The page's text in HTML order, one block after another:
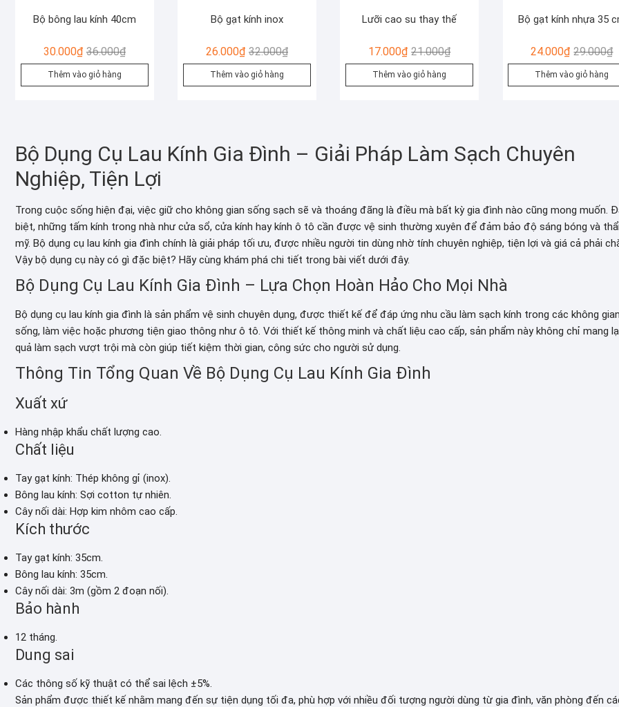
Bộ bông lau kính 40cm
36.000₫Giá
gốc
là:
30.000₫
Giá
hiện
tại
Thêm vào giỏ hàng
Bộ gạt kính inox
32.000₫Giá
gốc
là:
26.000₫
Giá
hiện
tại
Thêm vào giỏ hàng
Lưỡi cao su thay thế
21.000₫Giá
gốc
là:
17.000₫
Giá
hiện
tại
Thêm vào giỏ hàng
Bộ gạt kính nhựa 35
29.000₫
24.000₫
Thêm vào giỏ hàng
Bộ Dụng Cụ Lau Kính Gia Đình – Giải Pháp Làm Sạch Chuyên
Nghiệp, Tiện Lợi
Trong cuộc sống hiện đại, việc giữ cho không gian sống sạch sẽ và thoáng đãng là điều mà bất kỳ gia đình nào cũng mong muốn.
biệt, những tấm kính trong nhà như cửa sổ, cửa kính hay kính ô tô cần được vệ sinh thường xuyên để đảm bảo độ sáng bóng và
mỹ. Bộ dụng cụ lau kính gia đình chính là giải pháp tối ưu, được nhiều người tin dùng nhờ tính chuyên nghiệp, tiện lợi và giá cả phải
Vậy bộ dụng cụ này có gì đặc biệt? Hãy cùng khám phá chi tiết trong bài viết dưới đây.
Bộ Dụng Cụ Lau Kính Gia Đình – Lựa Chọn Hoàn Hảo Cho Mọi Nhà
Bộ dụng cụ lau kính gia đình là sản phẩm vệ sinh chuyên dụng, được thiết kế để đáp ứng nhu cầu làm sạch kính trong các không gian
sống, làm việc hoặc phương tiện giao thông như ô tô. Với thiết kế thông minh và chất liệu cao cấp, sản phẩm này không chỉ mang
quả làm sạch vượt trội mà còn giúp tiết kiệm thời gian, công sức cho người sử dụng.
Thông Tin Tổng Quan Về Bộ Dụng Cụ Lau Kính Gia Đình
Xuất xứ
Hàng nhập khẩu chất lượng cao.
Chất liệu
Tay gạt kính: Thép không gỉ (inox).
Bông lau kính: Sợi cotton tự nhiên.
Cây nối dài: Hợp kim nhôm cao cấp.
Kích thước
Tay gạt kính: 35cm.
Bông lau kính: 35cm.
Cây nối dài: 3m (gồm 2 đoạn nối).
Bảo hành
12 tháng.
Dung sai
Các thông số kỹ thuật có thể sai lệch ±5%.
Sản phẩm được thiết kế nhằm mang đến sự tiện dụng tối đa, phù hợp với nhiều đối tượng người dùng từ gia đình, văn phòng đến